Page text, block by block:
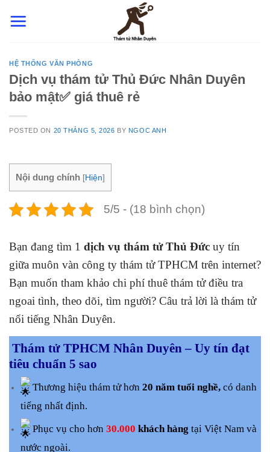
HỆ THỐNG VĂN PHÒNG
Dịch vụ thám tử Thủ Đức Nhân Duyên
bảo mật✅ giá thuê rẻ
POSTED ON 20 THÁNG 5, 2026 BY NGOC ANH
Nội dung chính [Hiện]
5/5 - (18 bình chọn)
Bạn đang tìm 1 dịch vụ thám tử Thủ Đức uy tín
giữa muôn vàn công ty thám tử TPHCM trên internet?
Bạn muốn tham khảo chi phí thuê thám tử điều tra
ngoai tình, theo dõi, tìm người? Câu trả lời là thám tử
nổi tiếng Nhân Duyên.
Thám tử TPHCM Nhân Duyên – Uy tín đạt
tiêu chuẩn 5 sao
Thương hiệu thám tử hơn 20 năm tuổi nghề,có danh
tiếng nhất định.
Phục vụ cho hơn 30.000 khách hàng tại Việt Nam và
nước ngoài.